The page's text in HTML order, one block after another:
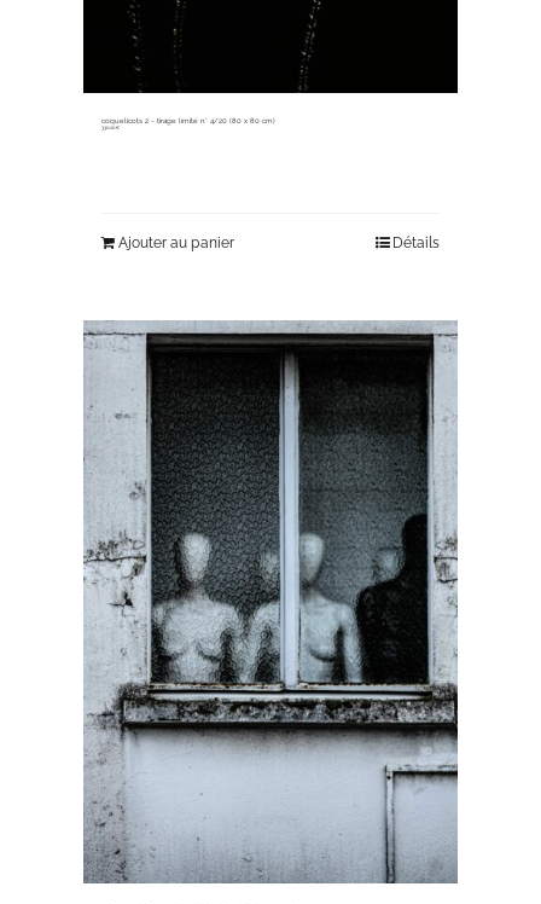
coquelicots 2 ~ tirage limité n° 4/20 (80 x 80 cm)
330,00€
Ajouter au panier Détails